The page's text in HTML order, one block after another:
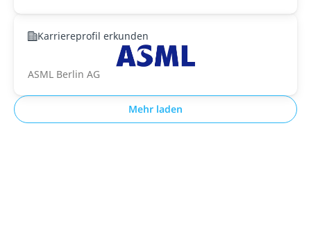
Karriereprofil erkunden
ASML Berlin AG
Mehr laden